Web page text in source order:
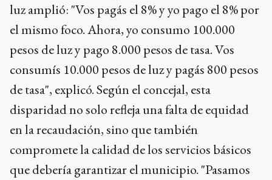
luz amplió: "Vos pagás el 8% y yo pago el 8% por
el mismo foco. Ahora, yo consumo 100.000
pesos de luz y pago 8.000 pesos de tasa. Vos
consumís 10.000 pesos de luz y pagás 800 pesos
de tasa", explicó. Según el concejal, esta
disparidad no solo refleja una falta de equidad
en la recaudación, sino que también
compromete la calidad de los servicios básicos
que debería garantizar el municipio. "Pasamos